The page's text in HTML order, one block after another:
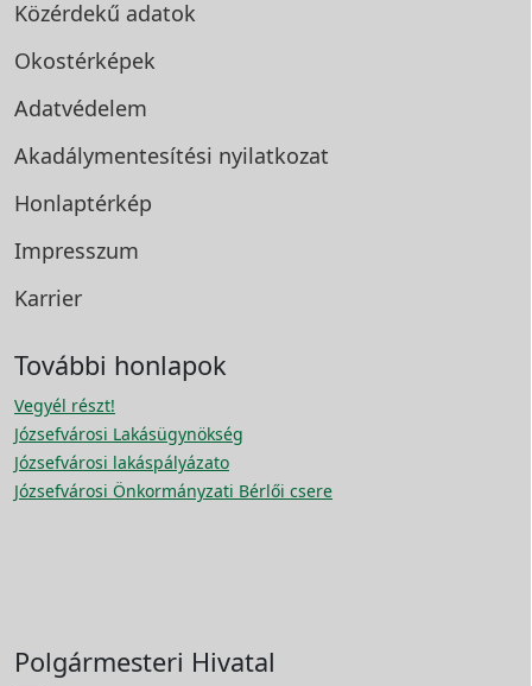
Közérdekű adatok
Okostérképek
Adatvédelem
Akadálymentesítési nyilatkozat
Honlaptérkép
Impresszum
Karrier
További honlapok
Vegyél részt!
Józsefvárosi Lakásügynökség
Józsefvárosi lakáspályázato
Józsefvárosi Önkormányzati Bérlői csere
Polgármesteri Hivatal